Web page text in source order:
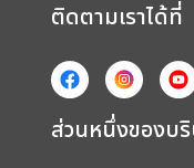
ติดตามเราได้ที่
ส่วนหนึ่งของบ